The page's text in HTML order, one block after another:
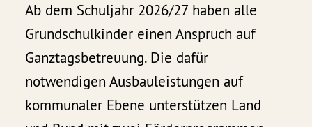
Ab dem Schuljahr 2026/27 haben alle
Grundschulkinder einen Anspruch auf
Ganztagsbetreuung. Die dafür
notwendigen Ausbauleistungen auf
kommunaler Ebene unterstützen Land